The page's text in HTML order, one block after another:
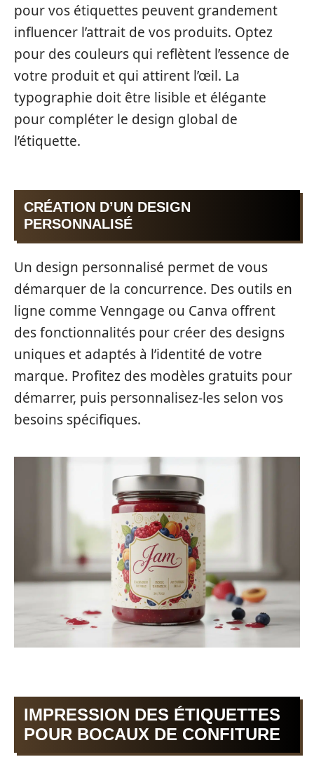
pour vos étiquettes peuvent grandement
influencer l’attrait de vos produits. Optez
pour des couleurs qui reflètent l’essence de
votre produit et qui attirent l’œil. La
typographie doit être lisible et élégante
pour compléter le design global de
l’étiquette.
CRÉATION D’UN DESIGN
PERSONNALISÉ
Un design personnalisé permet de vous
démarquer de la concurrence. Des outils en
ligne comme Venngage ou Canva offrent
des fonctionnalités pour créer des designs
uniques et adaptés à l’identité de votre
marque. Profitez des modèles gratuits pour
démarrer, puis personnalisez-les selon vos
besoins spécifiques.
IMPRESSION DES ÉTIQUETTES
POUR BOCAUX DE CONFITURE